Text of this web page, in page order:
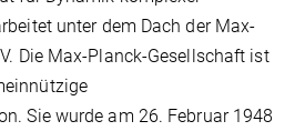
unter dem Dach der Max-
Die Max-Planck-Gesellschaft ist
Sie wurde am 26. Februar 1948